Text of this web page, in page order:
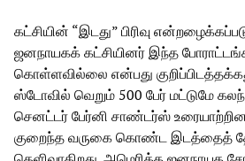
கட்சியின் “இடது” பிரிவு
ஜனநாயகக் கட்சியினர் இந்த
கொள்ளவில்லை என்பது
ஸ்டோவில் வெறும் 500 பேர் மட்டுமே
செனட்டர் பேர்னி சாண்டர்ஸ்
குறைந்த வருகை கொண்ட இடத்தைத்